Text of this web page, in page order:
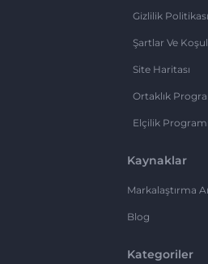
Gizlilik Politikası
Şartlar Ve
Site Haritası
Ortaklık
Elçilik
Kaynaklar
Markalaştırma
Blog
Kategoriler